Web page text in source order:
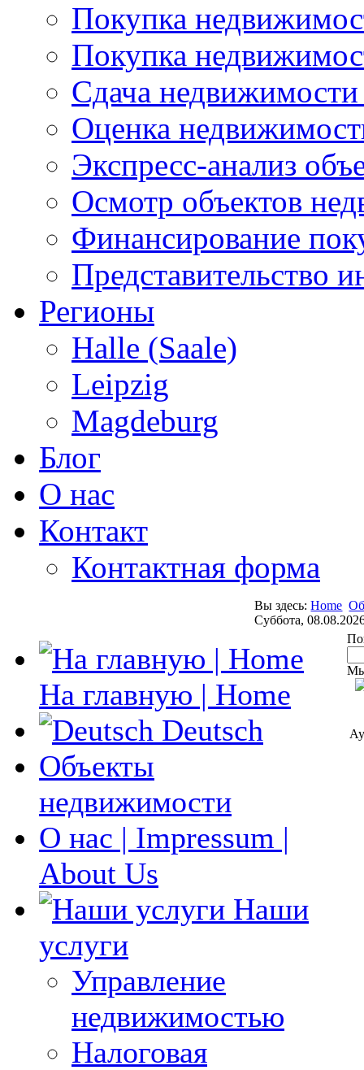
Покупка
Покупка
Сдача недвижимости
Оценка
Экспресс-анализ
Осмотр объектов
Финансирование
Представительство
Регионы
Halle (Saale)
Leipzig
Magdeburg
Блог
О нас
Контакт
Контактная форма
Вы здесь:Home
Суббота,
На главную | Home
Deutsch
Объекты
недвижимости
О нас | Impressum |
About Us
Наши
услуги
Управление
недвижимостью
Налоговая
Мы